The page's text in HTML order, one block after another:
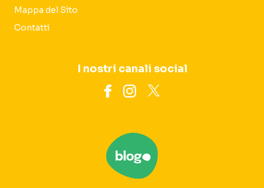
Mappa del Sito
Contatti
I nostri canali social